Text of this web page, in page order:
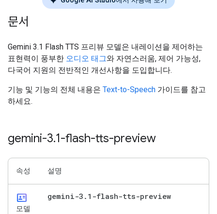
문서
Gemini 3.1 Flash TTS 프리뷰 모델은 내레이션을 제어하는
표현력이 풍부한 오디오 태그와 자연스러움, 제어 가능성,
다국어 지원의 전반적인 개선사항을 도입합니다.
기능 및 기능의 전체 내용은 Text-to-Speech 가이드를 참고
하세요.
gemini-3.1-flash-tts-preview
속성 설명
id_card
모델
gemini-3 . 1-flash-tts-preview